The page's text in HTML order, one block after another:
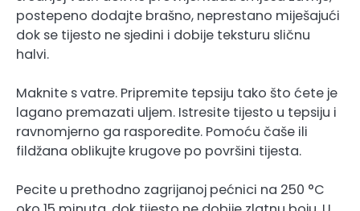
postepeno dodajte brašno, neprestano miješajući
dok se tijesto ne sjedini i dobije teksturu sličnu
halvi.
Maknite s vatre. Pripremite tepsiju tako što ćete je
lagano premazati uljem. Istresite tijesto u tepsiju i
ravnomjerno ga rasporedite. Pomoću čaše ili
fildžana oblikujte krugove po površini tijesta.
Pecite u prethodno zagrijanoj pećnici na 250 °C